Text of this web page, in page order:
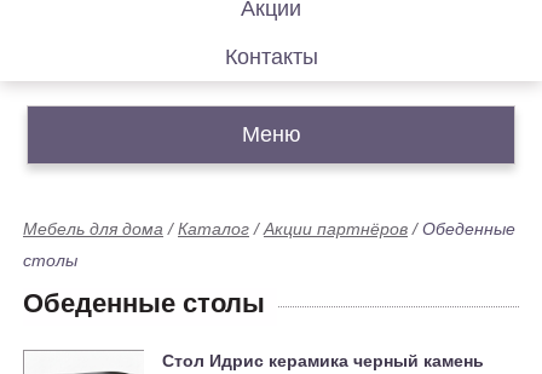
Акции
Контакты
Меню
Мебель для дома /Каталог /Акции партнёров /Обеденные
столы
Обеденные столы
Стол Идрис керамика черный камень